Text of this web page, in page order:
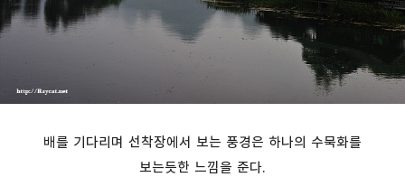
배를 기다리며 선착장에서 보는 풍경은 하나의 수묵화를
보는듯한 느낌을 준다.